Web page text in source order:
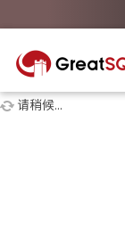
请稍候...